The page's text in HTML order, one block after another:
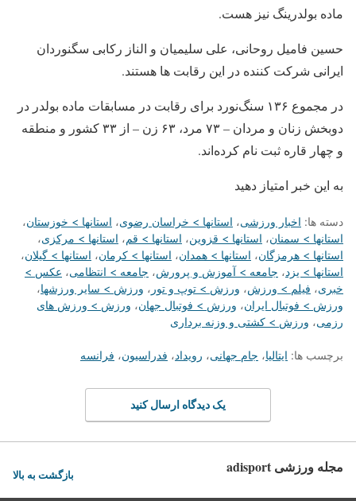
ماده بولدرینگ نیز هست.
حسین فامیل روحانی، علی سلیمیان و الناز رکابی سگنوردان
ایرانی شرکت کننده در این رقابت ها هستند.
در مجموع ۱۳۶ سنگ‌نورد برای رقابت در مسابقات ماده بولدر در
دوبخش زنان و مردان – ۷۳ مرد، ۶۳ زن – از ۳۳ کشور و منطقه
و چهار قاره ثبت نام کرده‌اند.
به این خبر امتیاز دهید
دسته ها: اخبار ورزشی، استانها > خراسان رضوی، استانها > خوزستان،
استانها > سمنان، استانها > قزوین، استانها > قم، استانها > مرکزی،
استانها > هرمزگان، استانها > همدان، استانها > کرمان، استانها > گیلان،
استانها > یزد، جامعه > آموزش و پرورش، جامعه > انتظامی، عکس >
خبری، فیلم > ورزش، ورزش > توپ و تور ، ورزش > سایر ورزشها،
ورزش > فوتبال ایران، ورزش > فوتبال جهان، ورزش > ورزش های
رزمی، ورزش > کشتی و وزنه برداری
برچسب ها: ایتالیا، جام جهانی، رویداد، فدراسیون، فرانسه
یک دیدگاه ارسال کنید
مجله ورزشی adisport بازگشت به بالا